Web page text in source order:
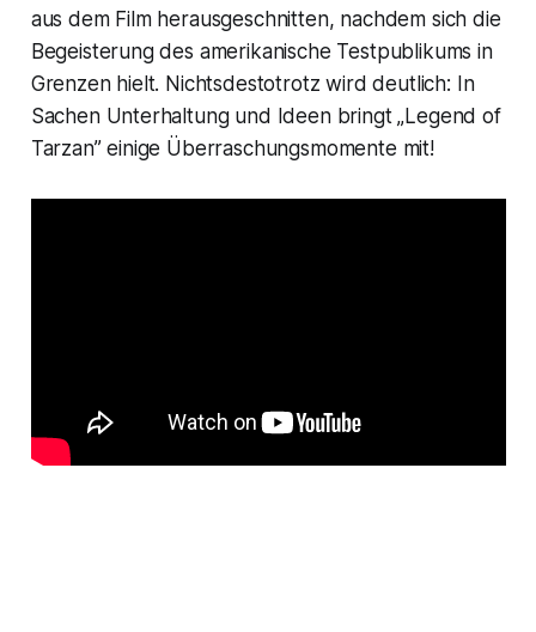
aus dem Film herausgeschnitten, nachdem sich die
Begeisterung des amerikanische Testpublikums in
Grenzen hielt. Nichtsdestotrotz wird deutlich: In
Sachen Unterhaltung und Ideen bringt „Legend of
Tarzan” einige Überraschungsmomente mit!